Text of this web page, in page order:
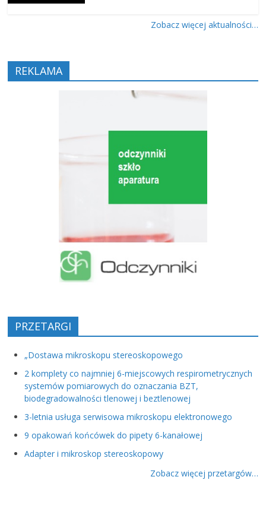
Zobacz więcej aktualności…
REKLAMA
PRZETARGI
„Dostawa mikroskopu stereoskopowego
2 komplety co najmniej 6-miejscowych respirometrycznych
systemów pomiarowych do oznaczania BZT,
biodegradowalności tlenowej i beztlenowej
3-letnia usługa serwisowa mikroskopu elektronowego
9 opakowań końcówek do pipety 6-kanałowej
Adapter i mikroskop stereoskopowy
Zobacz więcej przetargów…